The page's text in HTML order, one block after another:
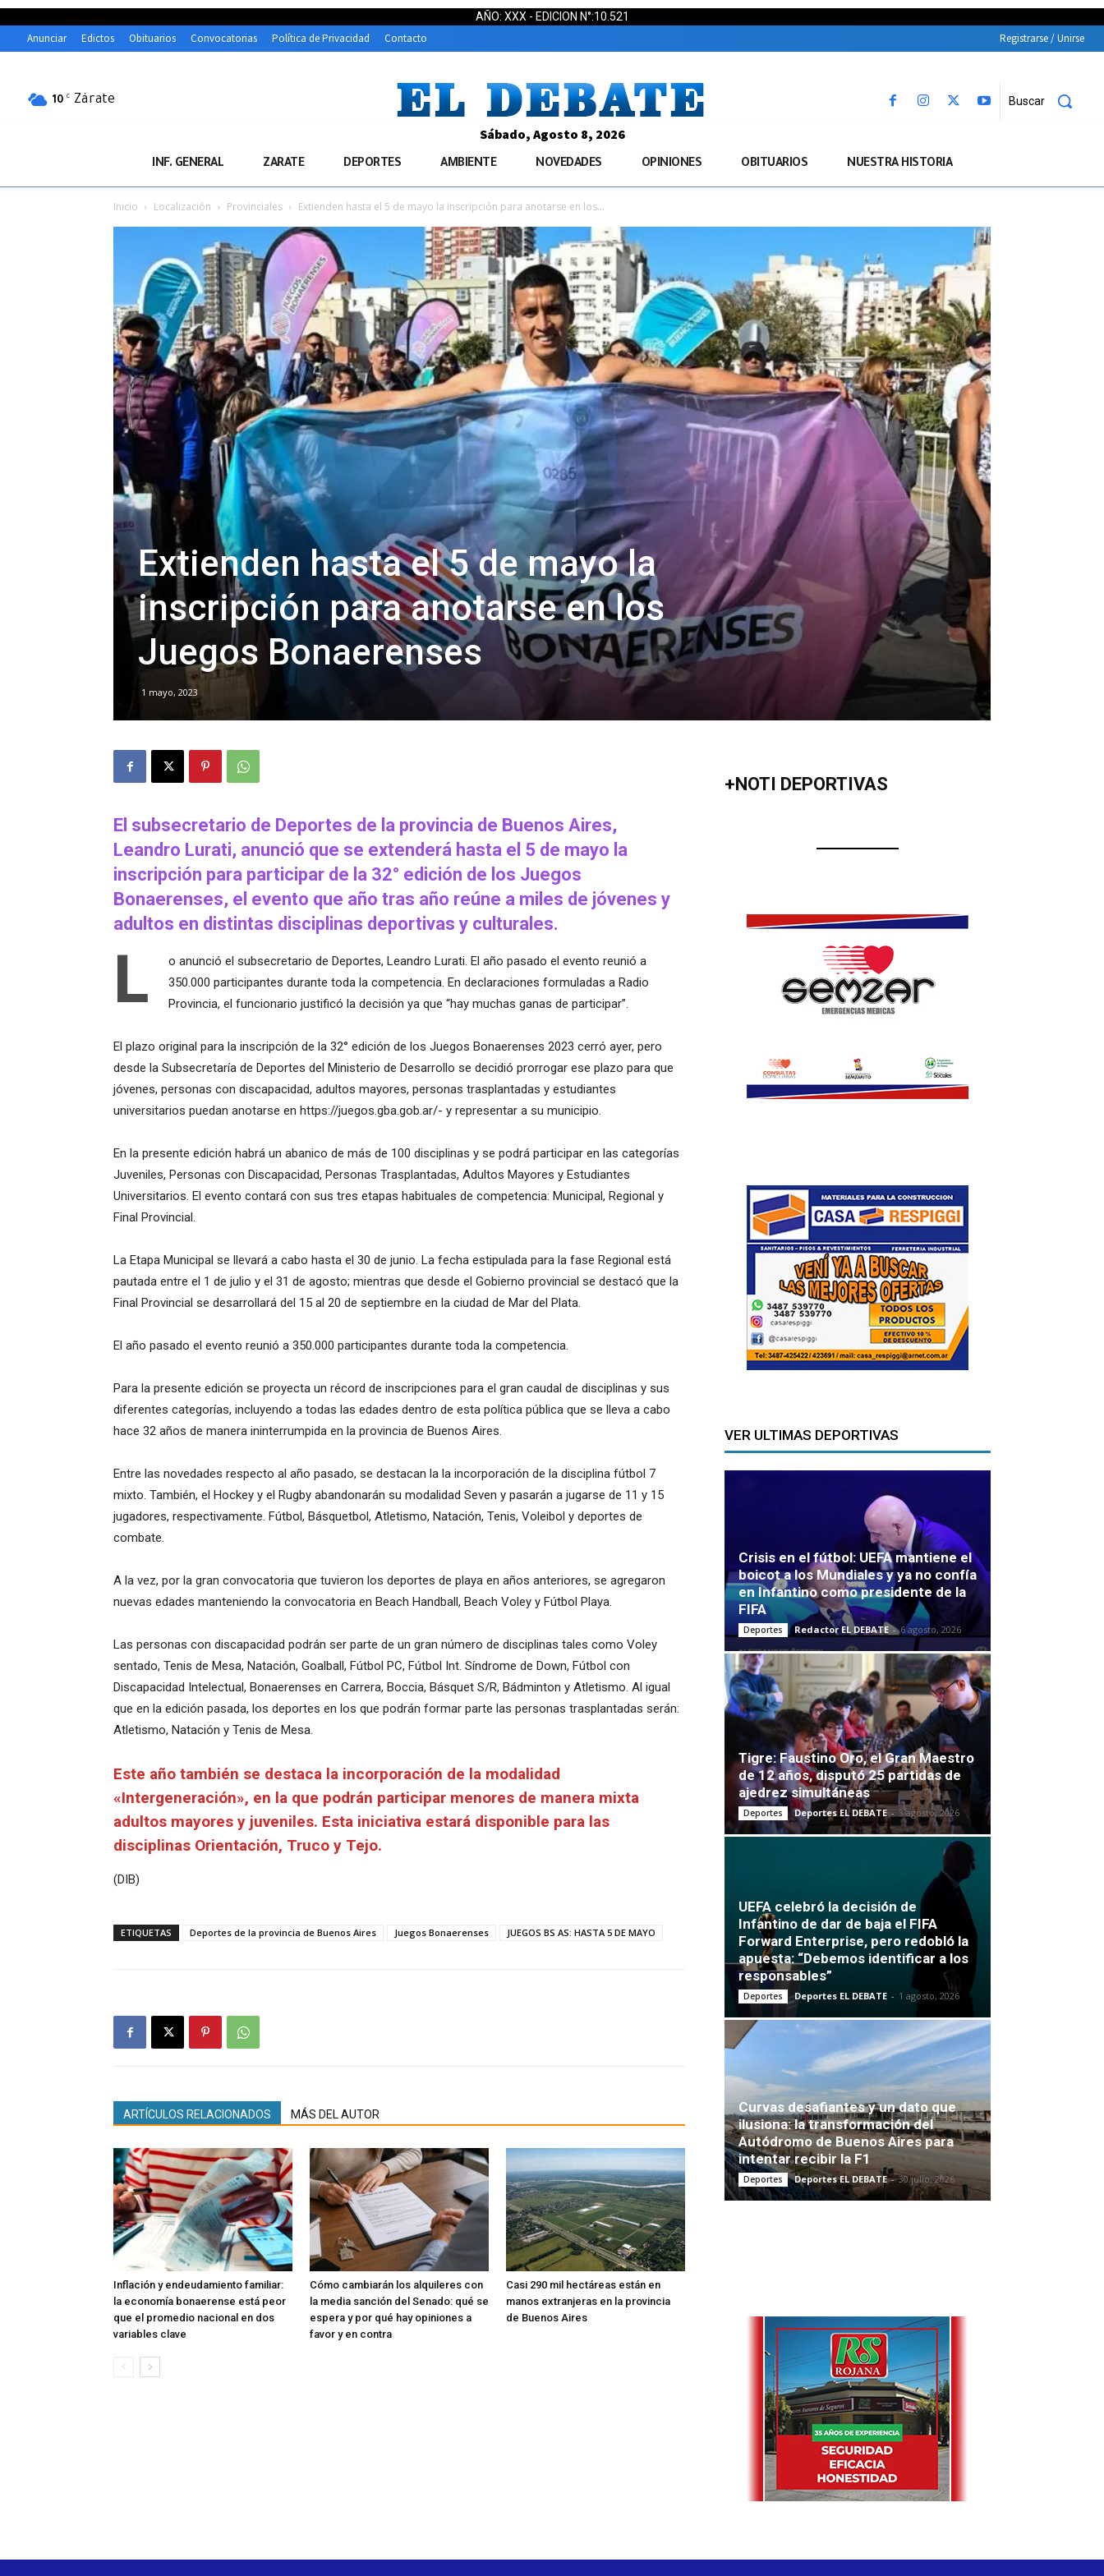
AÑO: XXX - EDICION N°:10.521
Anunciar Edictos Obituarios Convocatorias Política de Privacidad Contacto Registrarse / Unirse
10 C Zárate Buscar
Sábado, Agosto 8, 2026
INF. GENERAL ZARATE DEPORTES AMBIENTE NOVEDADES OPINIONES OBITUARIOS NUESTRA HISTORIA
Inicio Localización Provinciales Extienden hasta el 5 de mayo la inscripción para anotarse en los...
Extienden hasta el 5 de mayo la
inscripción para anotarse en los
Juegos Bonaerenses
1 mayo, 2023
El subsecretario de Deportes de la provincia de Buenos Aires,
Leandro Lurati, anunció que se extenderá hasta el 5 de mayo la
inscripción para participar de la 32° edición de los Juegos
Bonaerenses, el evento que año tras año reúne a miles de jóvenes y
adultos en distintas disciplinas deportivas y culturales.
L
o anunció el subsecretario de Deportes, Leandro Lurati. El año pasado el evento reunió a
350.000 participantes durante toda la competencia. En declaraciones formuladas a Radio
Provincia, el funcionario justificó la decisión ya que “hay muchas ganas de participar”.
El plazo original para la inscripción de la 32° edición de los Juegos Bonaerenses 2023 cerró ayer, pero
desde la Subsecretaría de Deportes del Ministerio de Desarrollo se decidió prorrogar ese plazo para que
jóvenes, personas con discapacidad, adultos mayores, personas trasplantadas y estudiantes
universitarios puedan anotarse en https://juegos.gba.gob.ar/- y representar a su municipio.
En la presente edición habrá un abanico de más de 100 disciplinas y se podrá participar en las categorías
Juveniles, Personas con Discapacidad, Personas Trasplantadas, Adultos Mayores y Estudiantes
Universitarios. El evento contará con sus tres etapas habituales de competencia: Municipal, Regional y
Final Provincial.
La Etapa Municipal se llevará a cabo hasta el 30 de junio. La fecha estipulada para la fase Regional está
pautada entre el 1 de julio y el 31 de agosto; mientras que desde el Gobierno provincial se destacó que la
Final Provincial se desarrollará del 15 al 20 de septiembre en la ciudad de Mar del Plata.
El año pasado el evento reunió a 350.000 participantes durante toda la competencia.
Para la presente edición se proyecta un récord de inscripciones para el gran caudal de disciplinas y sus
diferentes categorías, incluyendo a todas las edades dentro de esta política pública que se lleva a cabo
hace 32 años de manera ininterrumpida en la provincia de Buenos Aires.
Entre las novedades respecto al año pasado, se destacan la la incorporación de la disciplina fútbol 7
mixto. También, el Hockey y el Rugby abandonarán su modalidad Seven y pasarán a jugarse de 11 y 15
jugadores, respectivamente. Fútbol, Básquetbol, Atletismo, Natación, Tenis, Voleibol y deportes de
combate.
A la vez, por la gran convocatoria que tuvieron los deportes de playa en años anteriores, se agregaron
nuevas edades manteniendo la convocatoria en Beach Handball, Beach Voley y Fútbol Playa.
Las personas con discapacidad podrán ser parte de un gran número de disciplinas tales como Voley
sentado, Tenis de Mesa, Natación, Goalball, Fútbol PC, Fútbol Int. Síndrome de Down, Fútbol con
Discapacidad Intelectual, Bonaerenses en Carrera, Boccia, Básquet S/R, Bádminton y Atletismo. Al igual
que en la edición pasada, los deportes en los que podrán formar parte las personas trasplantadas serán:
Atletismo, Natación y Tenis de Mesa.
Este año también se destaca la incorporación de la modalidad
«Intergeneración», en la que podrán participar menores de manera mixta
adultos mayores y juveniles. Esta iniciativa estará disponible para las
disciplinas Orientación, Truco y Tejo.
(DIB)
ETIQUETAS Deportes de la provincia de Buenos Aires Juegos Bonaerenses JUEGOS BS AS: HASTA 5 DE MAYO
ARTÍCULOS RELACIONADOS MÁS DEL AUTOR
Inflación y endeudamiento familiar:
la economía bonaerense está peor
que el promedio nacional en dos
variables clave
Cómo cambiarán los alquileres con
la media sanción del Senado: qué se
espera y por qué hay opiniones a
favor y en contra
Casi 290 mil hectáreas están en
manos extranjeras en la provincia
de Buenos Aires
+NOTI DEPORTIVAS
VER ULTIMAS DEPORTIVAS
Crisis en el fútbol: UEFA mantiene el
boicot a los Mundiales y ya no confía
en Infantino como presidente de la
FIFA
Deportes Redactor EL DEBATE - 6 agosto, 2026
Tigre: Faustino Oro, el Gran Maestro
de 12 años, disputó 25 partidas de
ajedrez simultáneas
Deportes Deportes EL DEBATE - 3 agosto, 2026
UEFA celebró la decisión de
Infantino de dar de baja el FIFA
Forward Enterprise, pero redobló la
apuesta: “Debemos identificar a los
responsables”
Deportes Deportes EL DEBATE - 1 agosto, 2026
Curvas desafiantes y un dato que
ilusiona: la transformación del
Autódromo de Buenos Aires para
intentar recibir la F1
Deportes Deportes EL DEBATE - 30 julio, 2026